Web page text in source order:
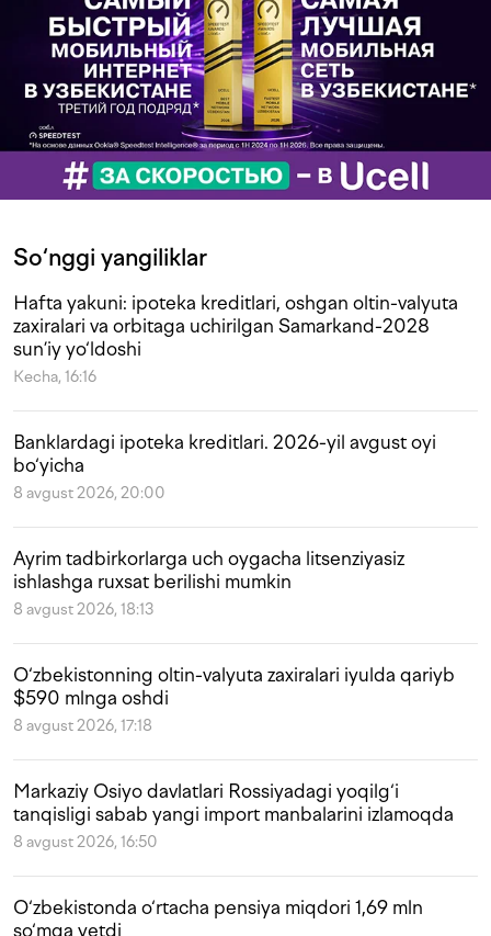
So‘nggi yangiliklar
Hafta yakuni: ipoteka kreditlari, oshgan oltin-valyuta
zaxiralari va orbitaga uchirilgan Samarkand-2028
sun’iy yo‘ldoshi
Kecha, 16:16
Banklardagi ipoteka kreditlari. 2026-yil avgust oyi
bo‘yicha
8 avgust 2026, 20:00
Ayrim tadbirkorlarga uch oygacha litsenziyasiz
ishlashga ruxsat berilishi mumkin
8 avgust 2026, 18:13
O‘zbekistonning oltin-valyuta zaxiralari iyulda qariyb
$590 mlnga oshdi
8 avgust 2026, 17:18
Markaziy Osiyo davlatlari Rossiyadagi yoqilg‘i
tanqisligi sabab yangi import manbalarini izlamoqda
8 avgust 2026, 16:50
O‘zbekistonda o‘rtacha pensiya miqdori 1,69 mln
so‘mga yetdi